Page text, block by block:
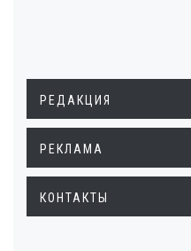
РЕДАКЦИЯ
РЕКЛАМА
КОНТАКТЫ